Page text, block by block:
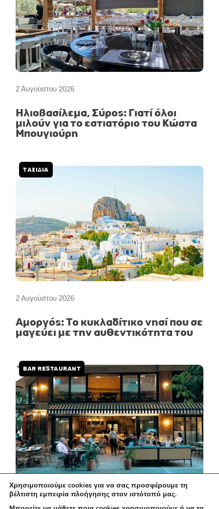
2 Αυγούστου 2026
Ηλιοβασίλεμα, Σύρος: Γιατί όλοι
μιλούν για το εστιατόριο του Κώστα
Μπουγιούρη
2 Αυγούστου 2026
ΤΑΞΙΔΙΑ
Αμοργός: Το κυκλαδίτικο νησί που σε
μαγεύει με την αυθεντικότητα του
1 Αυγούστου 2026
BAR RESTAURANT
Χρησιμοποιούμε cookies για να σας προσφέρουμε τη
βέλτιστη εμπειρία πλοήγησης στον ιστότοπό μας.